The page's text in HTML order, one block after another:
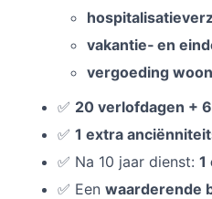
vakantie‑ en
vergoeding
✅ 20 verlofdagen +
✅ 1 extra
✅ Na 10 jaar dienst: 1
✅ Een waarderende